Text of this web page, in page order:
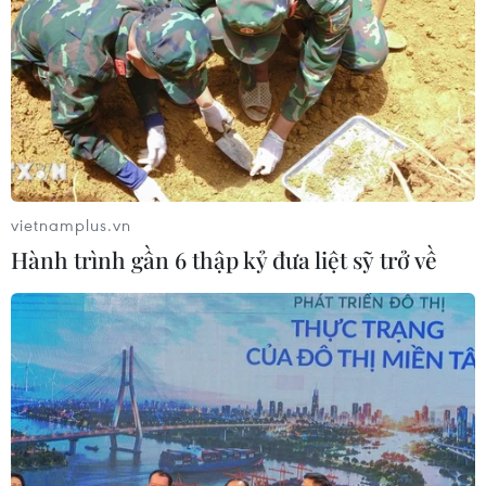
án kết nối vùng, sân bay Long Thành
06/08/2026 15:07
Sẽ thi công đồng loạt Dự án cao tốc
Vinh-Thanh Thủy trong tháng 9
06/08/2026 12:25
Chưa đầu tư mở rộng Quốc lộ 1 đoạn
Bạc Liêu-Cà Mau giai đoạn 2026-
2030
06/08/2026 12:24
Tuyên Quang khẩn trương khắc
phục sạt lở trên các tuyến giao thông
vietnamplus.vn
Hành trình gần 6 thập kỷ đưa liệt sỹ trở về